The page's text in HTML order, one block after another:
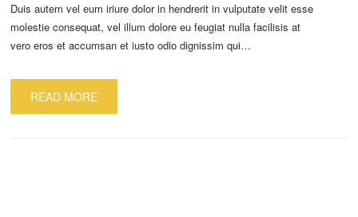
Duis autem vel eum iriure dolor in hendrerit in vulputate velit esse
molestie consequat, vel illum dolore eu feugiat nulla facilisis at
vero eros et accumsan et iusto odio dignissim qui…
READ MORE